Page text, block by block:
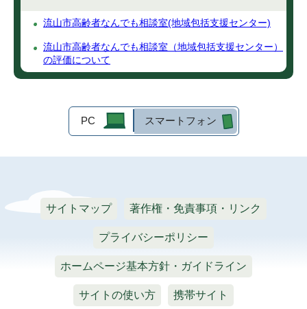
流山市高齢者なんでも相談室(地域包括支援センター)
流山市高齢者なんでも相談室（地域包括支援センター）
の評価について
PC スマートフォン
サイトマップ 著作権・免責事項・リンク
プライバシーポリシー
ホームページ基本方針・ガイドライン
サイトの使い方 携帯サイト